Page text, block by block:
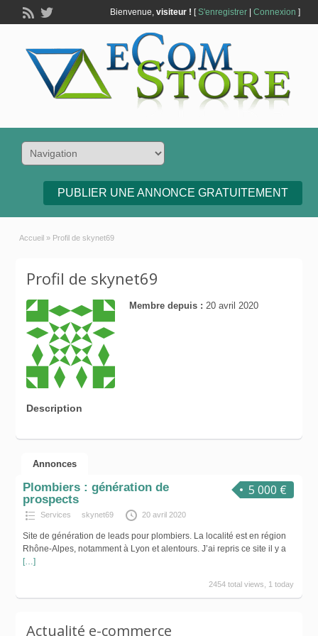
Bienvenue, visiteur ! [S'enregistrer| Connexion ]
PUBLIER UNE ANNONCE GRATUITEMENT
Accueil » Profil de skynet69
Profil de skynet69
Membre depuis : 20 avril 2020
Description
Annonces
5 000 €
Plombiers : génération de
prospects
Services skynet69 20 avril 2020
Site de génération de leads pour plombiers. La localité est en région
Rhône-Alpes, notamment à Lyon et alentours. J’ai repris ce site il y a
[…]
2454 total views, 1 today
Actualité e-commerce